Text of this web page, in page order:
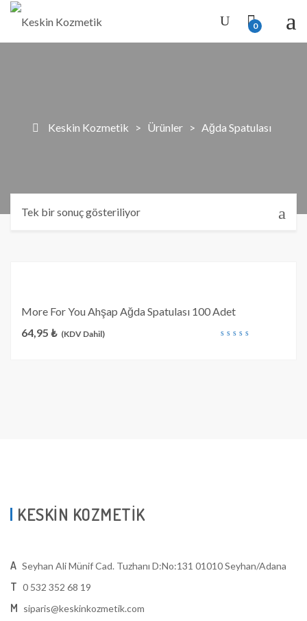
0
Keskin Kozmetik > Ürünler > Ağda Spatulası
Tek bir sonuç gösteriliyor
More For You Ahşap Ağda Spatulası 100 Adet
64,95 ₺ (KDV Dahil)
KESKİN KOZMETİK
A Seyhan Ali Münif Cad. Tuzhanı D:No:131 01010 Seyhan/Adana
T 0 532 352 68 19
M siparis@keskinkozmetik.com